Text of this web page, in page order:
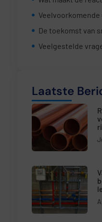
De toekomst van
Veelgestelde
Laatste